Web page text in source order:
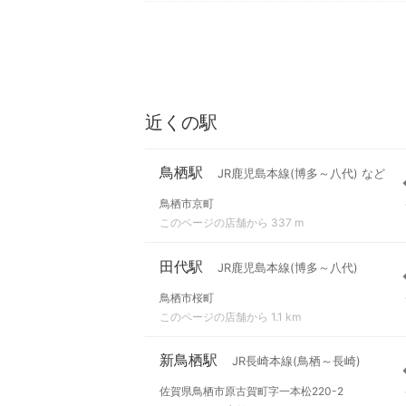
近くの駅
鳥栖駅 JR鹿児島本線(博多～八代) など
鳥栖市京町
このページの店舗から 337 m
田代駅 JR鹿児島本線(博多～八代)
鳥栖市桜町
このページの店舗から 1.1 km
新鳥栖駅 JR長崎本線(鳥栖～長崎)
佐賀県鳥栖市原古賀町字一本松220-2